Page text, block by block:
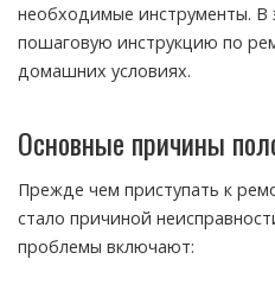
необходимые инструменты. В
пошаговую инструкцию по
домашних условиях.
Основные причины
Прежде чем приступать к
стало причиной
проблемы включают: